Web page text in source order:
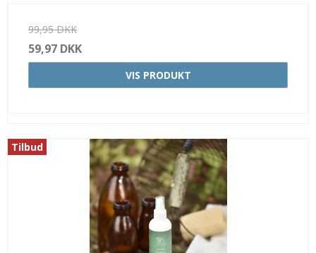
99,95 DKK
59,97 DKK
VIS PRODUKT
Tilbud